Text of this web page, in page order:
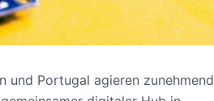
und Portugal agieren zunehmend